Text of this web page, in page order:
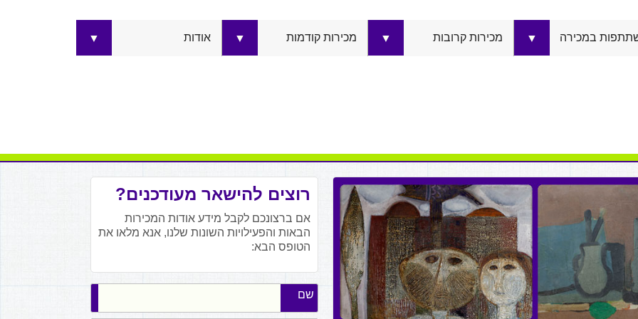
במכירה ▼ מכירות קרובות ▼ מכירות קודמות ▼ אודות ▼
רוצים להישאר מעודכנים?
אם ברצונכם לקבל מידע אודות המכירות
הבאות והפעילויות השונות שלנו, אנא מלאו את
הטופס הבא:
שם